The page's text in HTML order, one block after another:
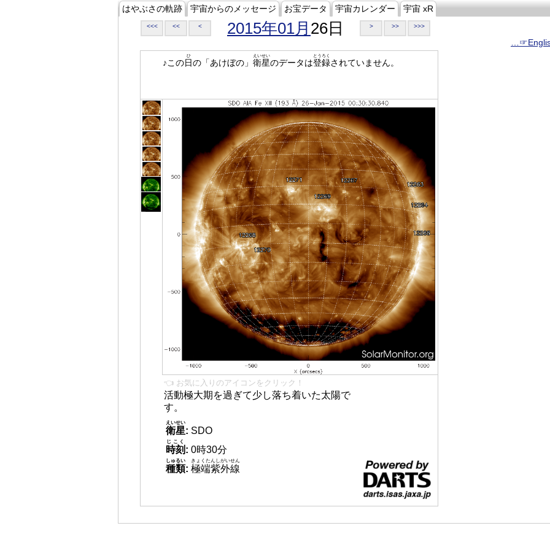
はやぶさの軌跡 宇宙からのメッセージ お宝データ 宇宙カレンダー 宇宙 xR
<<< << < 2015年01月 26日 > >> >>>
♪この日
ひ
の「あけぼの」 衛星
えいせい
のデータは登録
とうろく
されていません。
👈 お気に入りのアイコンをクリック！
活動極大期を過ぎて少し落ち着いた太陽で
す。
衛星
えいせい
: SDO
時刻
じこく
: 0時30分
種類
しゅるい
: 極端紫外線
きょくたんしがいせん